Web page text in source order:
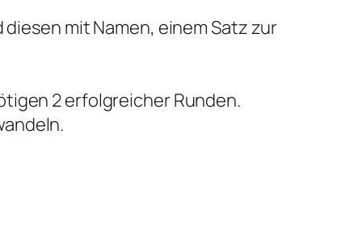
mit Namen, einem Satz zur
2 erfolgreicher Runden.